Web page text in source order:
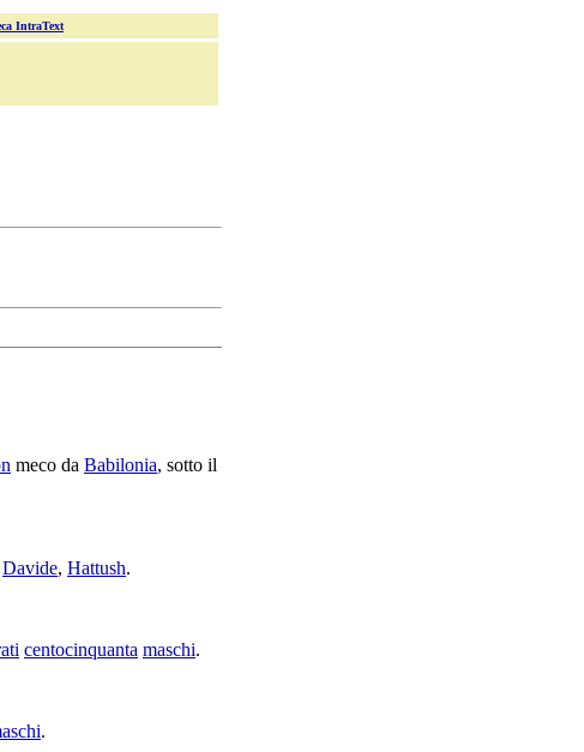
IntraText
meco da Babilonia, sotto il
Davide, Hattush.
centocinquanta maschi.
.